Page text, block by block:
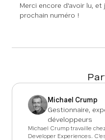
Merci encore d'avoir lu,
prochain numéro !
Michael Crump
Gestionnaire,
développeurs
Michael Crump travaille
Developer Experiences.